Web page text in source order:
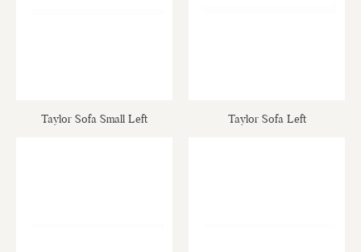
Taylor Sofa Small Left Taylor Sofa Left